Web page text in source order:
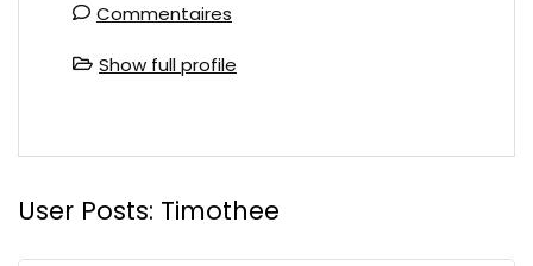
Commentaires
Show full profile
User Posts: Timothee